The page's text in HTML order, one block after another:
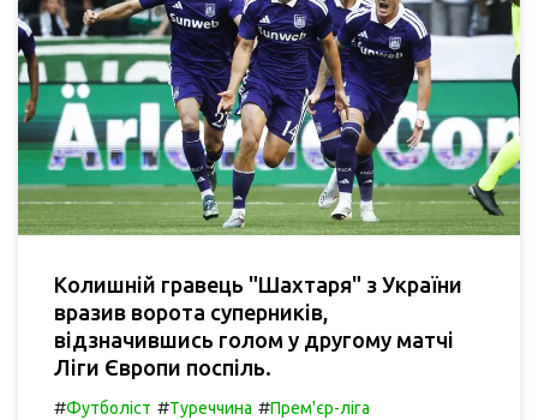
Колишній гравець "Шахтаря" з України
вразив ворота суперників,
відзначившись голом у другому матчі
Ліги Європи поспіль.
#Футболіст #Туреччина #Прем'єр-ліга